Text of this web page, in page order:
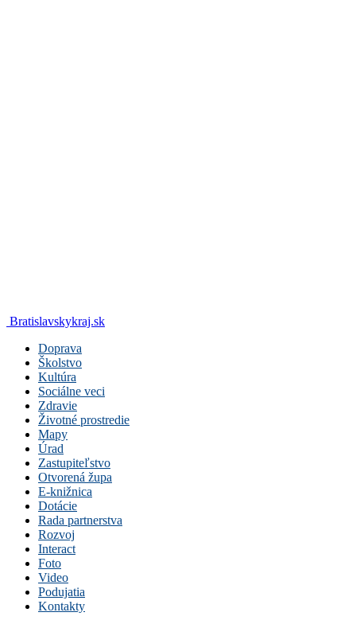
Bratislavskykraj.sk
Doprava
Školstvo
Kultúra
Sociálne veci
Zdravie
Životné prostredie
Mapy
Úrad
Zastupiteľstvo
Otvorená župa
E-knižnica
Dotácie
Rada partnerstva
Rozvoj
Interact
Foto
Video
Podujatia
Kontakty